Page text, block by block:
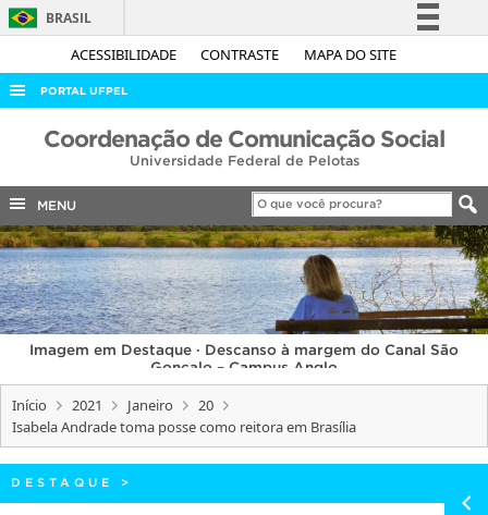
ACESSIBILIDADE CONTRASTE MAPA DO SITE
BRASIL
Simplifique!
Acesso à informação
Legislação
Canais
PORTAL UFPEL
ACESSO À INFORMAÇÃO
COBALTO
CONCURSOS
EDITAIS
INTERNACIONAL
OUVIDORIA
PORTARIAS
TELEFONES
Coordenação de Comunicação Social
Universidade Federal de Pelotas
MENU
Imagem em Destaque · Descanso à margem do Canal São
Gonçalo – Campus Anglo
Início 2021 Janeiro
20
Isabela Andrade toma posse como reitora em Brasília
DESTAQUE >